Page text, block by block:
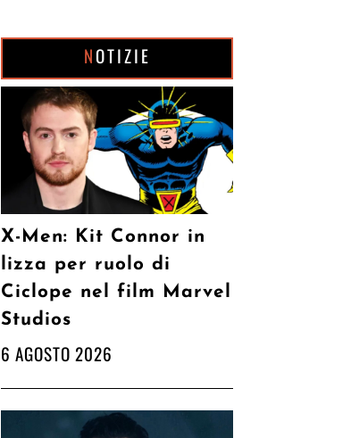
NOTIZIE
X-Men: Kit Connor in
lizza per ruolo di
Ciclope nel film Marvel
Studios
6 AGOSTO 2026